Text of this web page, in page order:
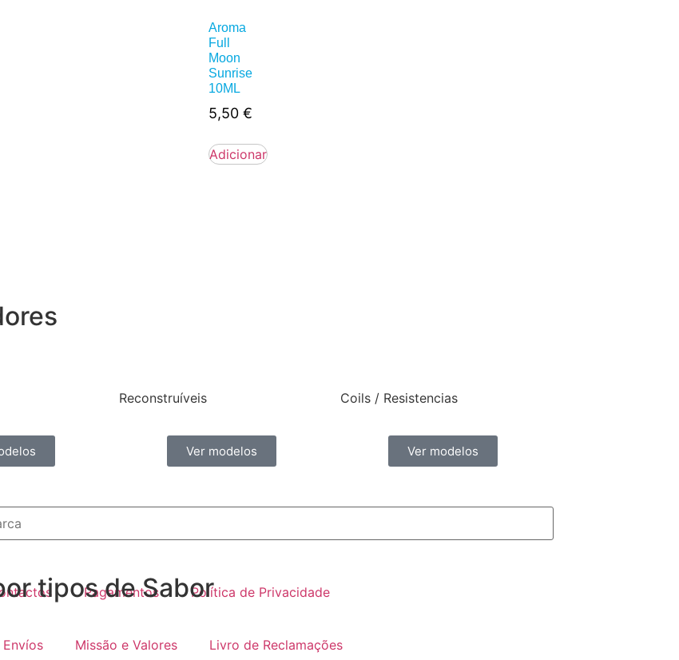
Reconstruíveis
Ver modelos
Coils / Resistencias
Ver modelos
tipos de Sabor
Aroma
Full
Moon
Sunrise
10ML
5,50 €
Adicionar
Pagamentos Política de Privacidade
Missão e Valores Livro de Reclamações